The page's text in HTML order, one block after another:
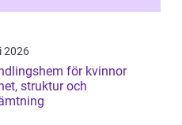
2026
för kvinnor
struktur och